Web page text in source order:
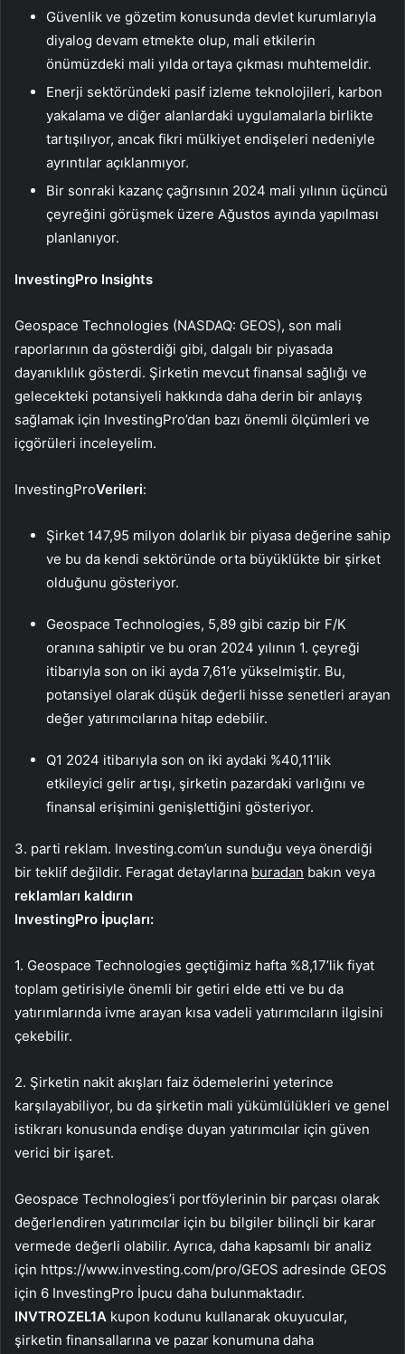
Güvenlik ve gözetim konusunda devlet kurumlarıyla
diyalog devam etmekte olup, mali etkilerin
önümüzdeki mali yılda ortaya çıkması muhtemeldir.
Enerji sektöründeki pasif izleme teknolojileri, karbon
yakalama ve diğer alanlardaki uygulamalarla birlikte
tartışılıyor, ancak fikri mülkiyet endişeleri nedeniyle
ayrıntılar açıklanmıyor.
Bir sonraki kazanç çağrısının 2024 mali yılının üçüncü
çeyreğini görüşmek üzere Ağustos ayında yapılması
planlanıyor.
InvestingPro Insights
Geospace Technologies (NASDAQ: GEOS), son mali
raporlarının da gösterdiği gibi, dalgalı bir piyasada
dayanıklılık gösterdi. Şirketin mevcut finansal sağlığı ve
gelecekteki potansiyeli hakkında daha derin bir anlayış
sağlamak için InvestingPro’dan bazı önemli ölçümleri ve
içgörüleri inceleyelim.
InvestingProVerileri:
Şirket 147,95 milyon dolarlık bir piyasa değerine sahip
ve bu da kendi sektöründe orta büyüklükte bir şirket
olduğunu gösteriyor.
Geospace Technologies, 5,89 gibi cazip bir F/K
oranına sahiptir ve bu oran 2024 yılının 1. çeyreği
itibarıyla son on iki ayda 7,61’e yükselmiştir. Bu,
potansiyel olarak düşük değerli hisse senetleri arayan
değer yatırımcılarına hitap edebilir.
Q1 2024 itibarıyla son on iki aydaki %40,11’lik
etkileyici gelir artışı, şirketin pazardaki varlığını ve
finansal erişimini genişlettiğini gösteriyor.
3. parti reklam. Investing.com’un sunduğu veya önerdiği
bir teklif değildir. Feragat detaylarına buradan bakın veya
reklamları kaldırın
InvestingPro İpuçları:
1. Geospace Technologies geçtiğimiz hafta %8,17’lik fiyat
toplam getirisiyle önemli bir getiri elde etti ve bu da
yatırımlarında ivme arayan kısa vadeli yatırımcıların ilgisini
çekebilir.
2. Şirketin nakit akışları faiz ödemelerini yeterince
karşılayabiliyor, bu da şirketin mali yükümlülükleri ve genel
istikrarı konusunda endişe duyan yatırımcılar için güven
verici bir işaret.
Geospace Technologies’i portföylerinin bir parçası olarak
değerlendiren yatırımcılar için bu bilgiler bilinçli bir karar
vermede değerli olabilir. Ayrıca, daha kapsamlı bir analiz
için https://www.investing.com/pro/GEOS adresinde GEOS
için 6 InvestingPro İpucu daha bulunmaktadır.
INVTROZEL1A kupon kodunu kullanarak okuyucular,
şirketin finansallarına ve pazar konumuna daha